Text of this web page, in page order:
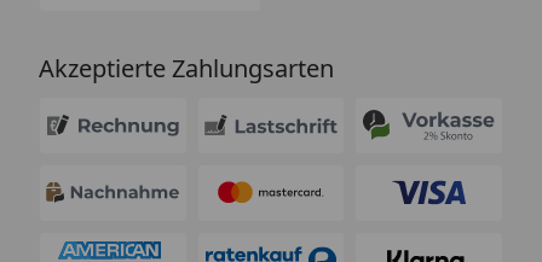
Akzeptierte Zahlungsarten